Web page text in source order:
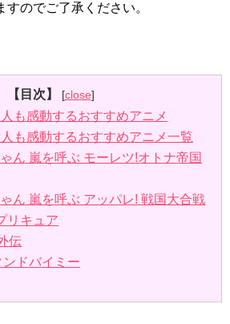
すのでご了承ください。
【目次】 [close]
も感動するおすすめアニメ
も感動するおすすめアニメ一覧
ん 嵐を呼ぶ モーレツ!オトナ帝国
ん 嵐を呼ぶ アッパレ! 戦国大合戦
リキュア
伝
ンドバイミー